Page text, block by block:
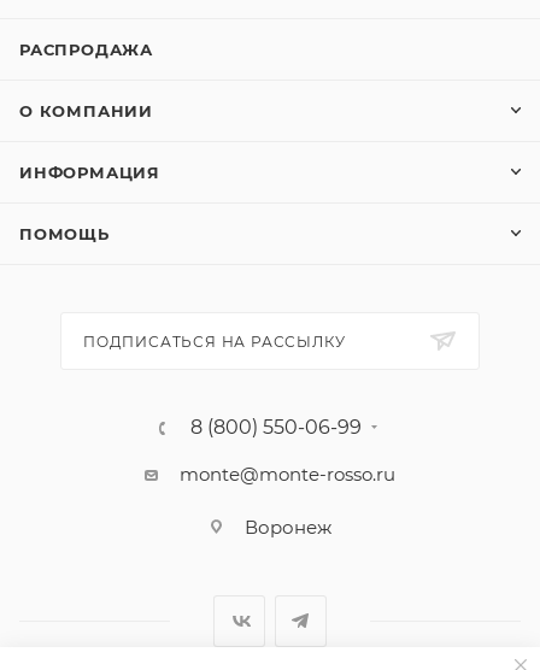
РАСПРОДАЖА
О КОМПАНИИ
ИНФОРМАЦИЯ
ПОМОЩЬ
ПОДПИСАТЬСЯ НА РАССЫЛКУ
8 (800) 550-06-99
monte@monte-rosso.ru
Воронеж